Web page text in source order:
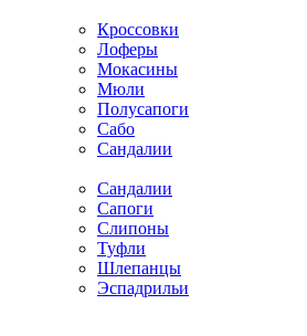
Кроссовки
Лоферы
Мокасины
Мюли
Полусапоги
Сабо
Сандалии
Сандалии
Сапоги
Слипоны
Туфли
Шлепанцы
Эспадрильи